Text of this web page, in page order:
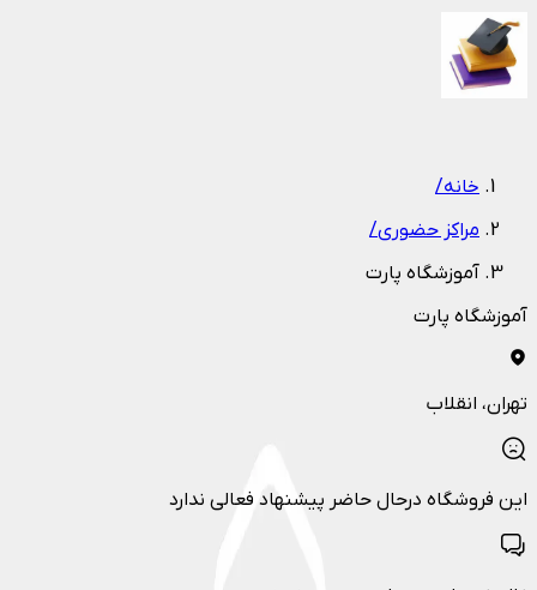
خانه/
مراکز حضوری/
آموزشگاه پارت
آموزشگاه پارت
تهران، انقلاب
این فروشگاه درحال حاضر پیشنهاد فعالی ندارد